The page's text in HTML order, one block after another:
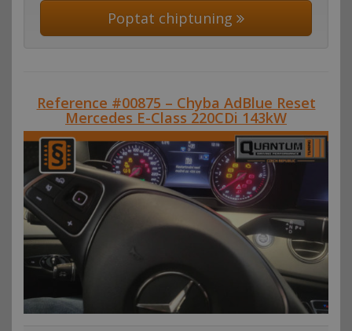
Poptat chiptuning
Reference #00875 – Chyba AdBlue Reset
Mercedes E-Class 220CDi 143kW